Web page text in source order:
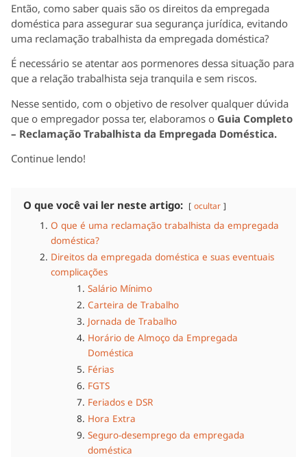
Então, como saber quais são os direitos da empregada
doméstica para assegurar sua segurança jurídica, evitando
uma reclamação trabalhista da empregada doméstica?
É necessário se atentar aos pormenores dessa situação para
que a relação trabalhista seja tranquila e sem riscos.
Nesse sentido, com o objetivo de resolver qualquer dúvida
que o empregador possa ter, elaboramos o Guia Completo
– Reclamação Trabalhista da Empregada Doméstica.
Continue lendo!
O que você vai ler neste artigo: ocultar
O que é uma reclamação trabalhista da empregada
doméstica?
Direitos da empregada doméstica e suas eventuais
complicações
Salário Mínimo
Carteira de Trabalho
Jornada de Trabalho
Horário de Almoço da Empregada
Doméstica
Férias
FGTS
Feriados e DSR
Hora Extra
Seguro-desemprego da empregada
doméstica